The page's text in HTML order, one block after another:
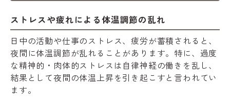
ストレスや疲れによる体温調節の乱れ
日中の活動や仕事のストレス、疲労が蓄積されると、
夜間に体温調節が乱れることがあります。特に、過度
な精神的・肉体的ストレスは自律神経の働きを乱し、
結果として夜間の体温上昇を引き起こすと言われてい
ます。